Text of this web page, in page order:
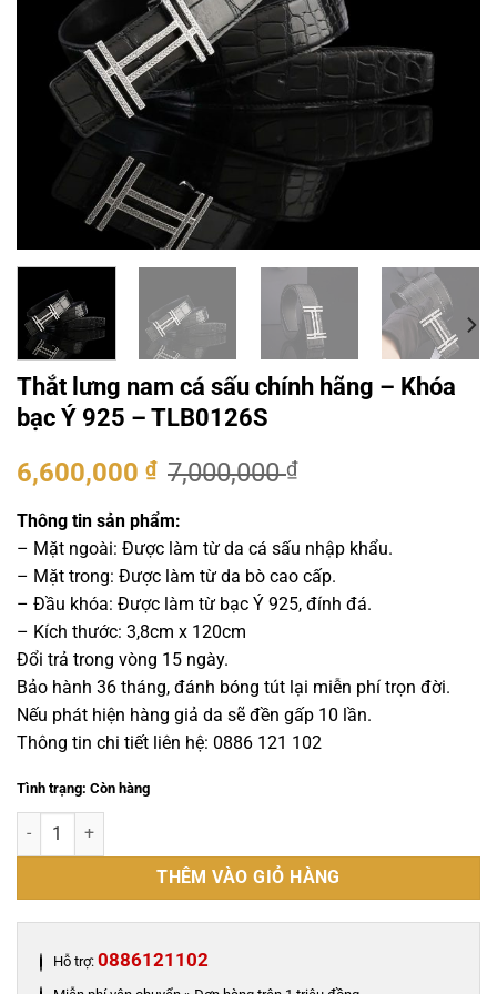
Thắt lưng nam cá sấu chính hãng – Khóa
bạc Ý 925 – TLB0126S
7,000,000₫
Giá
là:
7,000,000 ₫.
6,600,000 ₫Giá
tại
là:
6,600,000 ₫.
Thông tin sản phẩm:
– Mặt ngoài: Được làm từ da cá sấu nhập khẩu.
– Mặt trong: Được làm từ da bò cao cấp.
– Đầu khóa: Được làm từ bạc Ý 925, đính đá.
– Kích thước: 3,8cm x 120cm
Đổi trả trong vòng 15 ngày.
Bảo hành 36 tháng, đánh bóng tút lại miễn phí trọn đời.
Nếu phát hiện hàng giả da sẽ đền gấp 10 lần.
Thông tin chi tiết liên hệ: 0886 121 102
Tình trạng: Còn hàng
Thắt lưng nam cá sấu chính hãng - Khóa bạc Ý 925 - TLB0126S số
THÊM VÀO GIỎ HÀNG
Hỗ trợ: 0886121102